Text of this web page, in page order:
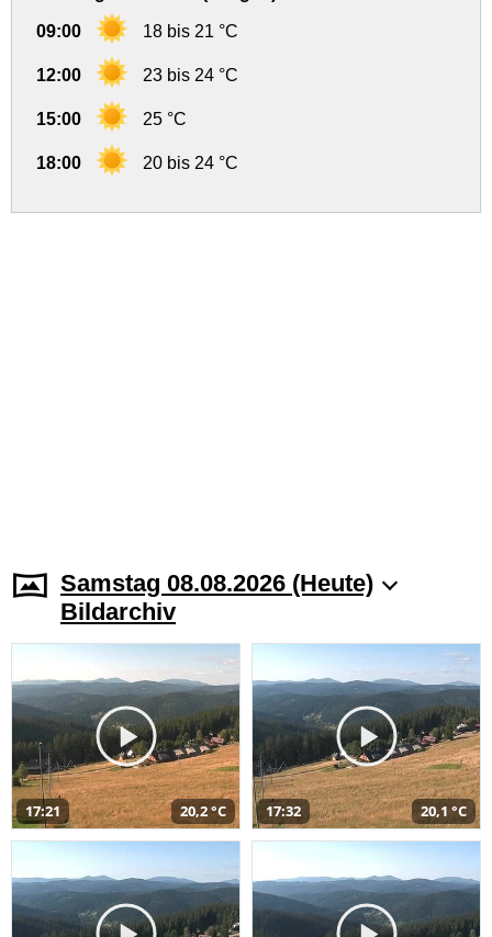
09:00 18 bis 21 °C
12:00 23 bis 24 °C
15:00 25 °C
18:00 20 bis 24 °C
Samstag 08.08.2026 (Heute)
Bildarchiv
17:21 20,2 °C 17:32 20,1 °C